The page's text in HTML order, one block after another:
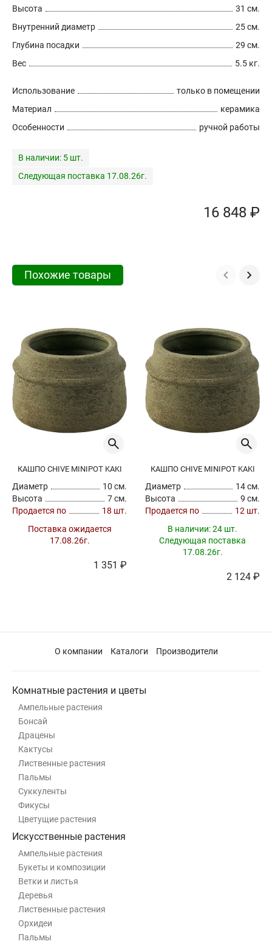
31 см.
Высота
25 см.
Внутренний диаметр
29 см.
Глубина посадки
5.5 кг.
Вес
только в помещении
Использование
керамика
Материал
ручной работы
Особенности
В наличии: 5 шт.
Следующая поставка 17.08.26г.
16 848 ₽
Похожие товары
КАШПО CHIVE MINIPOT KAKI
Диаметр
10 см.
Высота
7 см.
Продается по
18 шт.
Поставка ожидается
17.08.26г.
1 351 ₽
КАШПО CHIVE MINIPOT KAKI
Диаметр
14 см.
Высота
9 см.
Продается по
12 шт.
В наличии:24 шт.
Следующая поставка
17.08.26г.
2 124 ₽
О компании Каталоги Производители
Комнатные растения и цветы
Ампельные растения
Бонсай
Драцены
Кактусы
Лиственные растения
Пальмы
Суккуленты
Фикусы
Цветущие растения
Искусственные растения
Ампельные растения
Букеты и композиции
Ветки и листья
Деревья
Лиственные растения
Орхидеи
Пальмы